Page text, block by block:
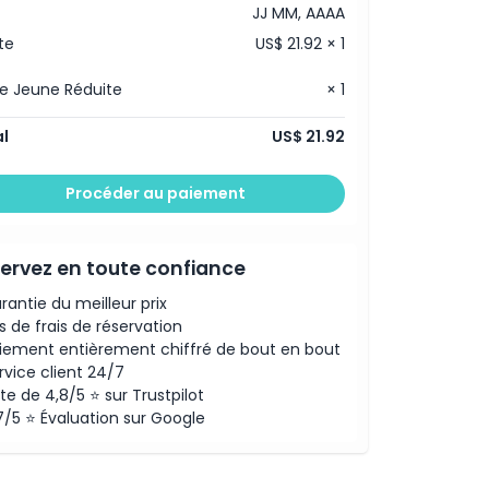
JJ MM, AAAA
US$ 21.92 × 1
Jeune Réduite × 1
US$ 21.92
Procéder au paiement
en toute confiance
du meilleur prix
de frais de réservation
entièrement chiffré de bout en bout
client 24/7
de 4,8/5 ⭐ sur Trustpilot
5 ⭐ Évaluation sur Google